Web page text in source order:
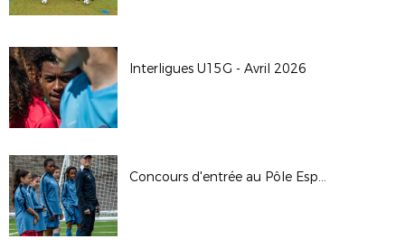
Interligues U15G - Avril 2026
Concours d'entrée au Pôle Espoirs - 2026